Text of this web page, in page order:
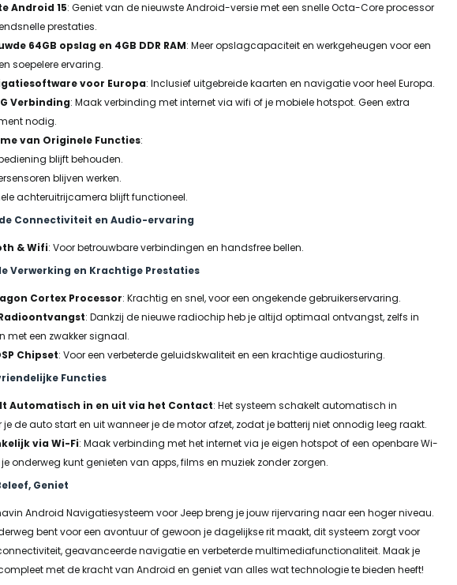
Android 15: Geniet van de nieuwste Android-versie met een snelle Octa-Core processor
prestaties.
64GB opslag en 4GB DDR RAM: Meer opslagcapaciteit en werkgeheugen voor een
soepelere ervaring.
voor Europa: Inclusief uitgebreide kaarten en navigatie voor heel Europa.
Verbinding: Maak verbinding met internet via wifi of je mobiele hotspot. Geen extra
nodig.
van Originele Functies:
blijft behouden.
blijven werken.
achteruitrijcamera blijft functioneel.
Connectiviteit en Audio-ervaring
& Wifi: Voor betrouwbare verbindingen en handsfree bellen.
Verwerking en Krachtige Prestaties
Cortex Processor: Krachtig en snel, voor een ongekende gebruikerservaring.
: Dankzij de nieuwe radiochip heb je altijd optimaal ontvangst, zelfs in
met een zwakker signaal.
Chipset: Voor een verbeterde geluidskwaliteit en een krachtige audiosturing.
Functies
Automatisch in en uit via het Contact: Het systeem schakelt automatisch in
je de auto start en uit wanneer je de motor afzet, zodat je batterij niet onnodig leeg raakt.
via Wi-Fi: Maak verbinding met het internet via je eigen hotspot of een openbare Wi-
je onderweg kunt genieten van apps, films en muziek zonder zorgen.
Geniet
Android Navigatiesysteem voor Jeep breng je jouw rijervaring naar een hoger niveau.
bent voor een avontuur of gewoon je dagelijkse rit maakt, dit systeem zorgt voor
geavanceerde navigatie en verbeterde multimediafunctionaliteit. Maak je
met de kracht van Android en geniet van alles wat technologie te bieden heeft!